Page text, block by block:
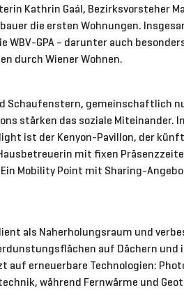
Kathrin Gaál, Bezirksvorsteher
die ersten Wohnungen.
WBV-GPA – darunter auch
durch Wiener Wohnen.
Schaufenstern, gemeinschaftlich
stärken das soziale Miteinander.
ist der Kenyon-Pavillon, der
mit fixen
Mobility Point mit Sharing-
als Naherholungsraum und
auf Dächern
erneuerbare Technologien:
während Fernwärme und